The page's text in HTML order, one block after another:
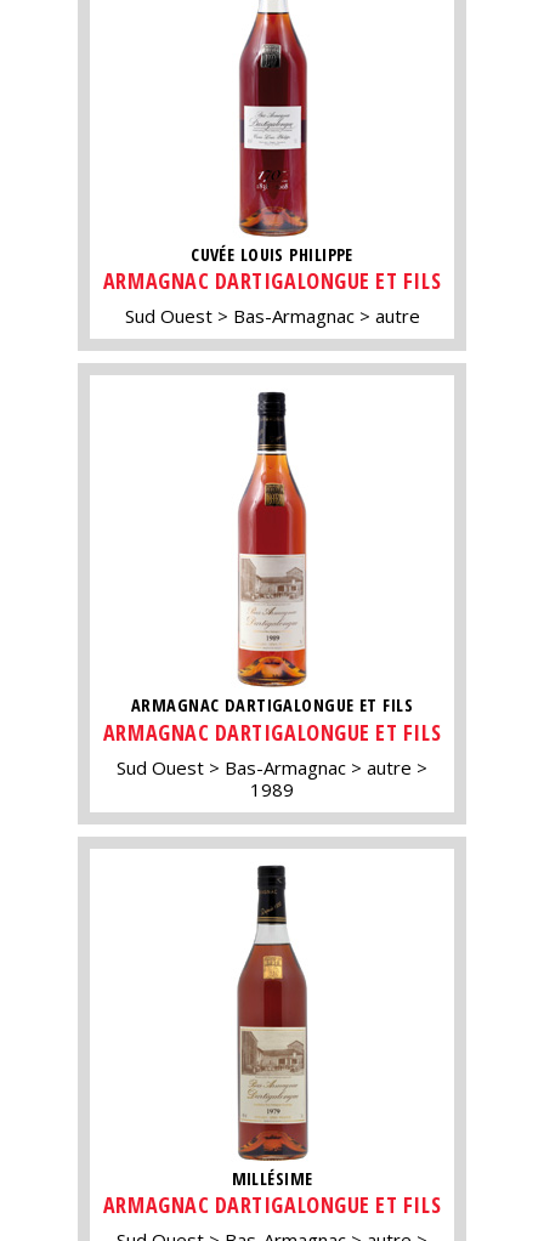
CUVÉE LOUIS PHILIPPE
ARMAGNAC DARTIGALONGUE ET FILS
Sud Ouest Bas-Armagnac autre
ARMAGNAC DARTIGALONGUE ET FILS
ARMAGNAC DARTIGALONGUE ET FILS
Sud Ouest Bas-Armagnac
autre
1989
MILLÉSIME
ARMAGNAC DARTIGALONGUE ET FILS